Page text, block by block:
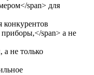
конкурентов
а не только